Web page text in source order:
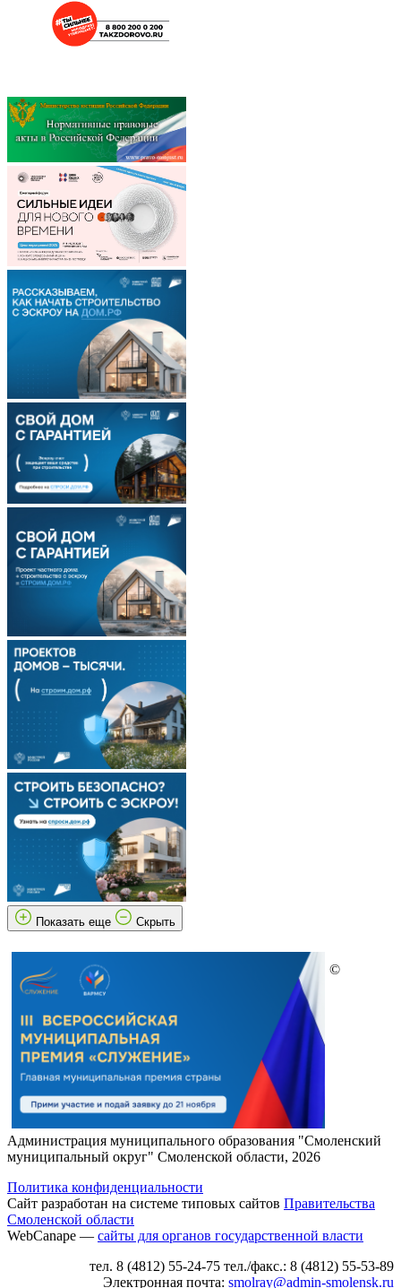
Показать еще Скрыть
©
Администрация муниципального образования "Смоленский
муниципальный округ" Смоленской области, 2026
Политика конфиденциальности
Сайт разработан на системе типовых сайтов Правительства
Смоленской области
WebCanape — сайты для органов государственной власти
тел. 8 (4812) 55-24-75 тел./факс.: 8 (4812) 55-53-89
Электронная почта: smolray@admin-smolensk.ru